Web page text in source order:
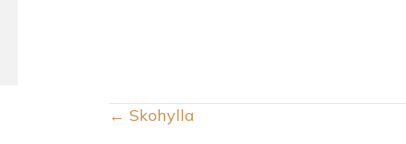
POSTS
← Skohylla